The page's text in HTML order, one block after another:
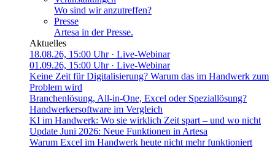
Wo sind wir anzutreffen?
Presse
Artesa in der Presse.
Aktuelles
18.08.26, 15:00 Uhr· Live-Webinar
01.09.26, 15:00 Uhr· Live-Webinar
Keine Zeit für Digitalisierung? Warum das im Handwerk zum
Problem wird
Branchenlösung, All-in-One, Excel oder Speziallösung?
Handwerkersoftware im Vergleich
KI im Handwerk: Wo sie wirklich Zeit spart – und wo nicht
Update Juni 2026: Neue Funktionen in Artesa
Warum Excel im Handwerk heute nicht mehr funktioniert